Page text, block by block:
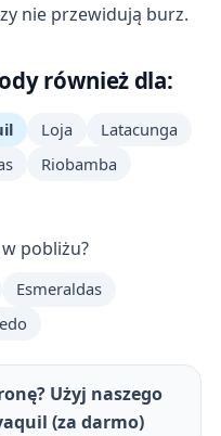
nie przewidują burz.
również dla:
Loja
Latacunga
Riobamba
pobliżu?
Esmeraldas
Użyj naszego
(za darmo)